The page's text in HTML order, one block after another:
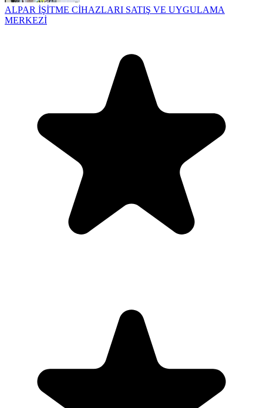
ALPAR İŞİTME CİHAZLARI SATIŞ VE UYGULAMA
MERKEZİ